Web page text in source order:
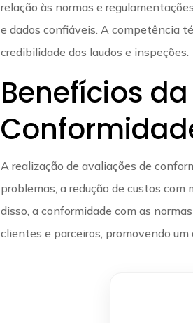
relação às normas e
e dados confiáveis. A competência
credibilidade dos laudos e inspeções.
Benefícios
A realização de avaliações de
problemas, a redução de custos
disso, a conformidade com as
clientes e parceiros, promovendo